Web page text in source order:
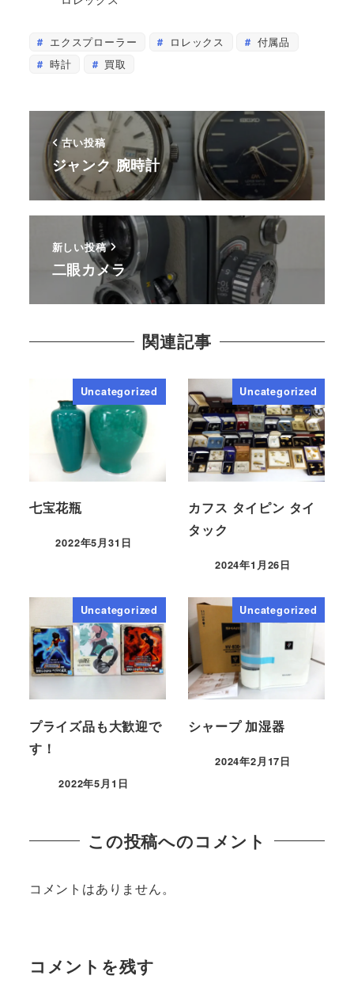
エクスプローラー ロレックス
付属品
時計
買取
古い投稿
ジャンク 腕時計
新しい投稿
二眼カメラ
関連記事
Uncategorized
七宝花瓶
2022年5月31日
Uncategorized
カフス タイピン タイ
タック
2024年1月26日
Uncategorized
プライズ品も大歓迎で
す！
2022年5月1日
Uncategorized
シャープ 加湿器
2024年2月17日
この投稿へのコメント
コメントはありません。
コメントを残す